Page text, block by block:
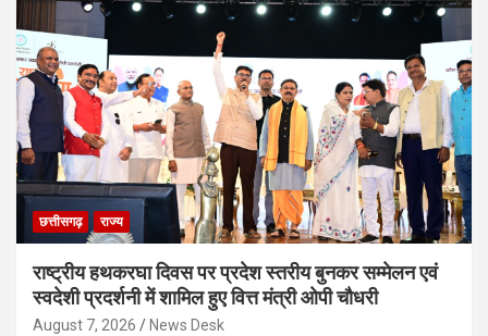
छत्तीसगढ़ राज्य
राष्ट्रीय हथकरघा दिवस पर प्रदेश स्तरीय बुनकर सम्मेलन एवं
स्वदेशी प्रदर्शनी में शामिल हुए वित्त मंत्री ओपी चौधरी
August 7, 2026 News Desk